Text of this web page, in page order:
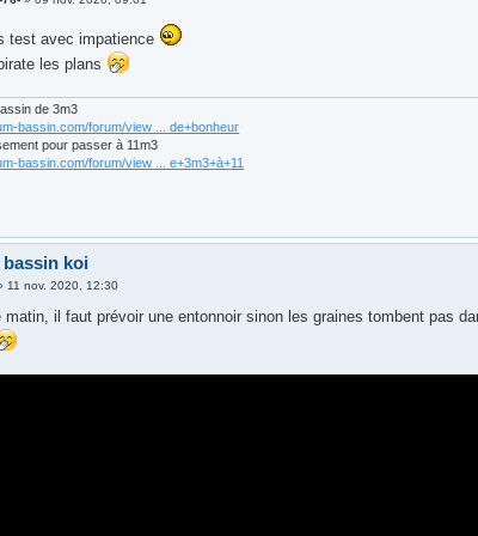
test avec impatience
les plans
de 3m3
bassin.com/forum/view ... de+bonheur
pour passer à 11m3
bassin.com/forum/view ... e+3m3+à+11
koi
11 nov. 2020, 12:30
matin, il faut prévoir une entonnoir sinon les graines tombent pas